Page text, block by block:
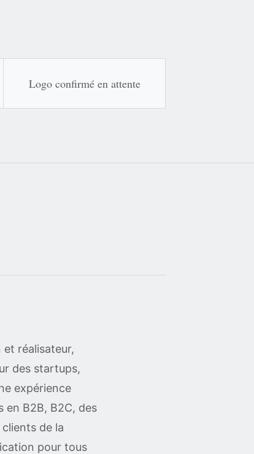
Logo confirmé en attente
réalisateur,
des startups,
expérience
B2B, B2C, des
de la
pour tous